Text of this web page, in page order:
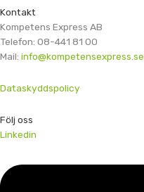
Kontakt
Kompetens Express AB
Telefon: 08-441 81 00
Mail: info@kompetensexpress.se
Dataskyddspolicy
Följ oss
Linkedin